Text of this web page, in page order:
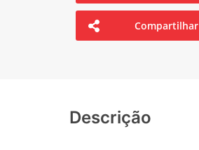
Compartilhar
Descrição